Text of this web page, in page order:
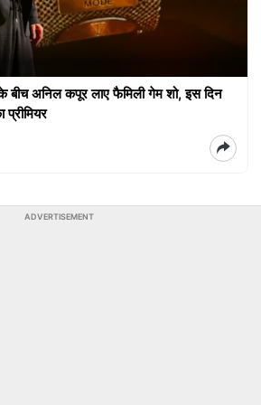
बीच अनिल कपूर लाए फैमिली गेम शो, इस दिन
प्रीमियर
ADVERTISEMENT